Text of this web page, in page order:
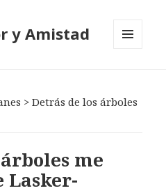
y Amistad
>Detrás de los árboles
me
Lasker-